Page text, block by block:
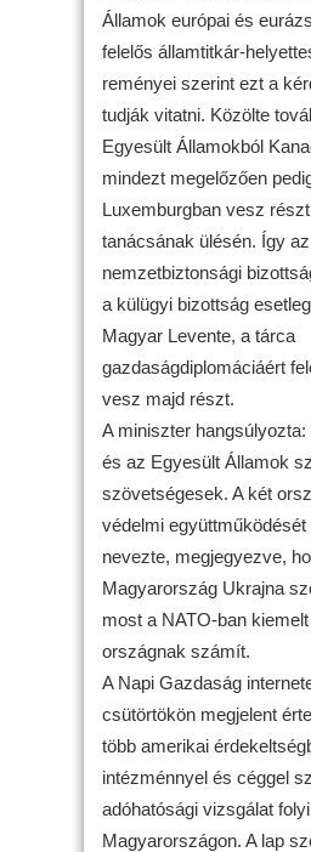
Államok európai és
felelős államtitkár-
reményei szerint ezt a
tudják vitatni. Közölte
Egyesült Államokból
mindezt megelőzően
Luxemburgban vesz
tanácsának ülésén. Így
nemzetbiztonsági
a külügyi bizottság
Magyar Levente, a tárca
gazdaságdiplomáciáért
vesz majd részt.
A miniszter
és az Egyesült Államok
szövetségesek. A két
védelmi együttműködését
nevezte, megjegyezve,
Magyarország Ukrajna
most a NATO-ban
országnak számít.
A Napi Gazdaság
csütörtökön megjelent
több amerikai
intézménnyel és céggel
adóhatósági vizsgálat
Magyarországon. A lap